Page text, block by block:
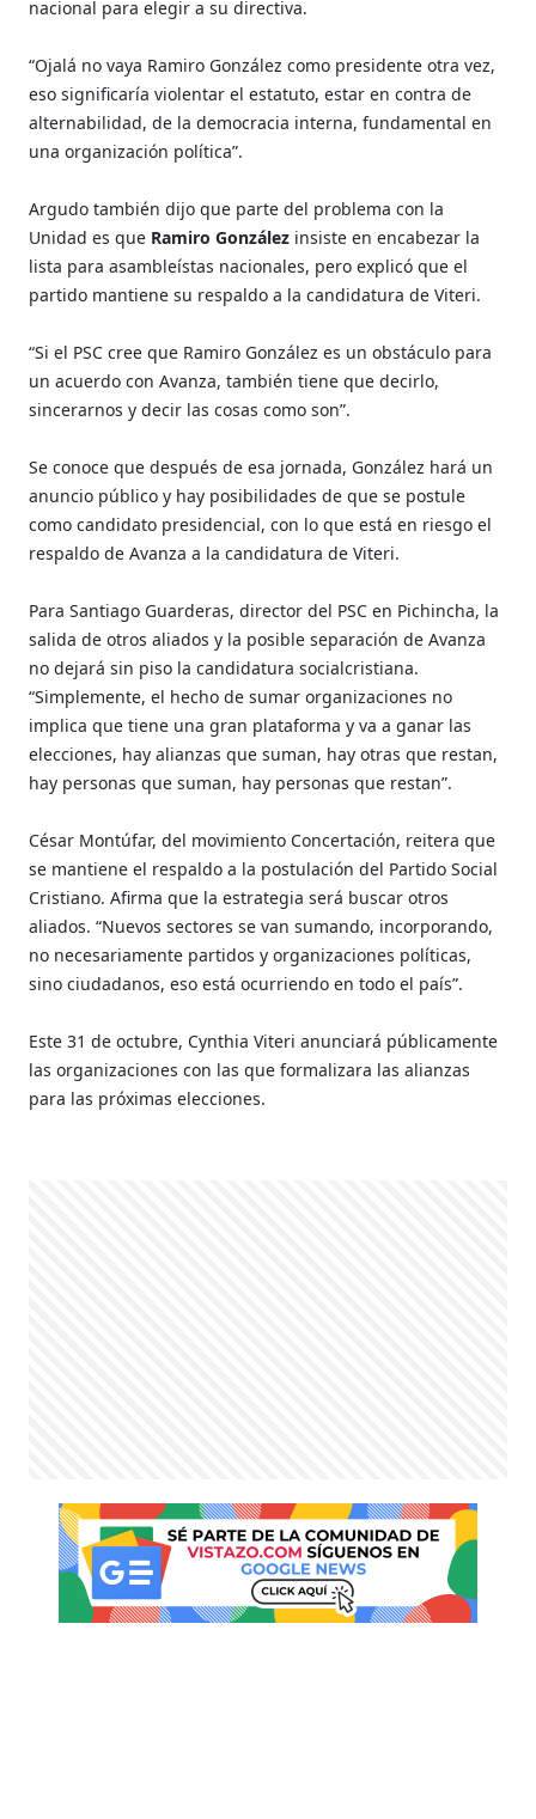
nacional para elegir a su directiva.
“Ojalá no vaya Ramiro González como presidente otra vez,
eso significaría violentar el estatuto, estar en contra de
alternabilidad, de la democracia interna, fundamental en
una organización política”.
Argudo también dijo que parte del problema con la
Unidad es que Ramiro González insiste en encabezar la
lista para asambleístas nacionales, pero explicó que el
partido mantiene su respaldo a la candidatura de Viteri.
“Si el PSC cree que Ramiro González es un obstáculo para
un acuerdo con Avanza, también tiene que decirlo,
sincerarnos y decir las cosas como son”.
Se conoce que después de esa jornada, González hará un
anuncio público y hay posibilidades de que se postule
como candidato presidencial, con lo que está en riesgo el
respaldo de Avanza a la candidatura de Viteri.
Para Santiago Guarderas, director del PSC en Pichincha, la
salida de otros aliados y la posible separación de Avanza
no dejará sin piso la candidatura socialcristiana.
“Simplemente, el hecho de sumar organizaciones no
implica que tiene una gran plataforma y va a ganar las
elecciones, hay alianzas que suman, hay otras que restan,
hay personas que suman, hay personas que restan”.
César Montúfar, del movimiento Concertación, reitera que
se mantiene el respaldo a la postulación del Partido Social
Cristiano. Afirma que la estrategia será buscar otros
aliados. “Nuevos sectores se van sumando, incorporando,
no necesariamente partidos y organizaciones políticas,
sino ciudadanos, eso está ocurriendo en todo el país”.
Este 31 de octubre, Cynthia Viteri anunciará públicamente
las organizaciones con las que formalizara las alianzas
para las próximas elecciones.